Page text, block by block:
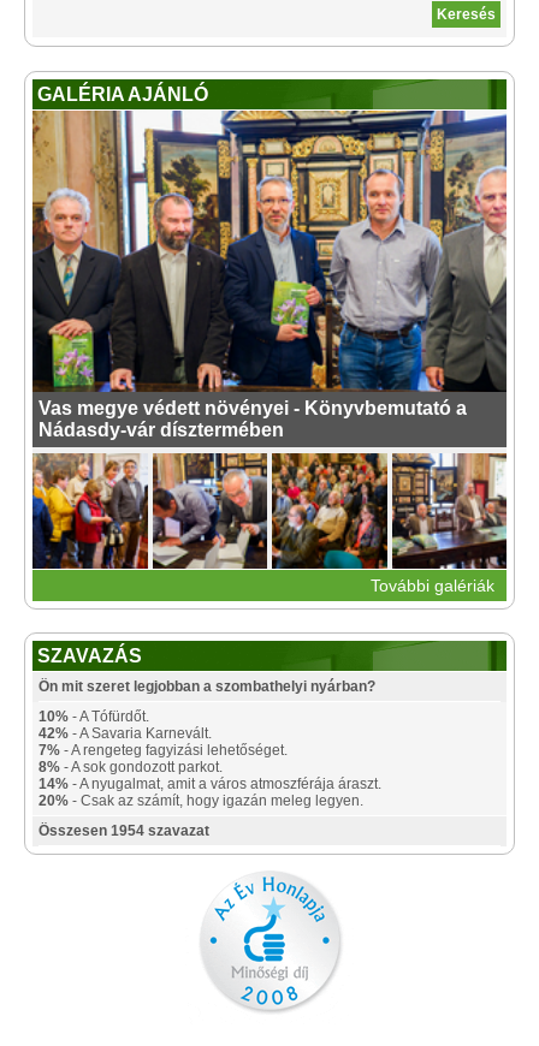
GALÉRIA AJÁNLÓ
Vas megye védett növényei - Könyvbemutató a
Nádasdy-vár dísztermében
További galériák
SZAVAZÁS
Ön mit szeret legjobban a szombathelyi nyárban?
10% - A Tófürdőt.
42% - A Savaria Karnevált.
7% - A rengeteg fagyizási lehetőséget.
8% - A sok gondozott parkot.
14% - A nyugalmat, amit a város atmoszférája áraszt.
20% - Csak az számít, hogy igazán meleg legyen.
Összesen 1954 szavazat